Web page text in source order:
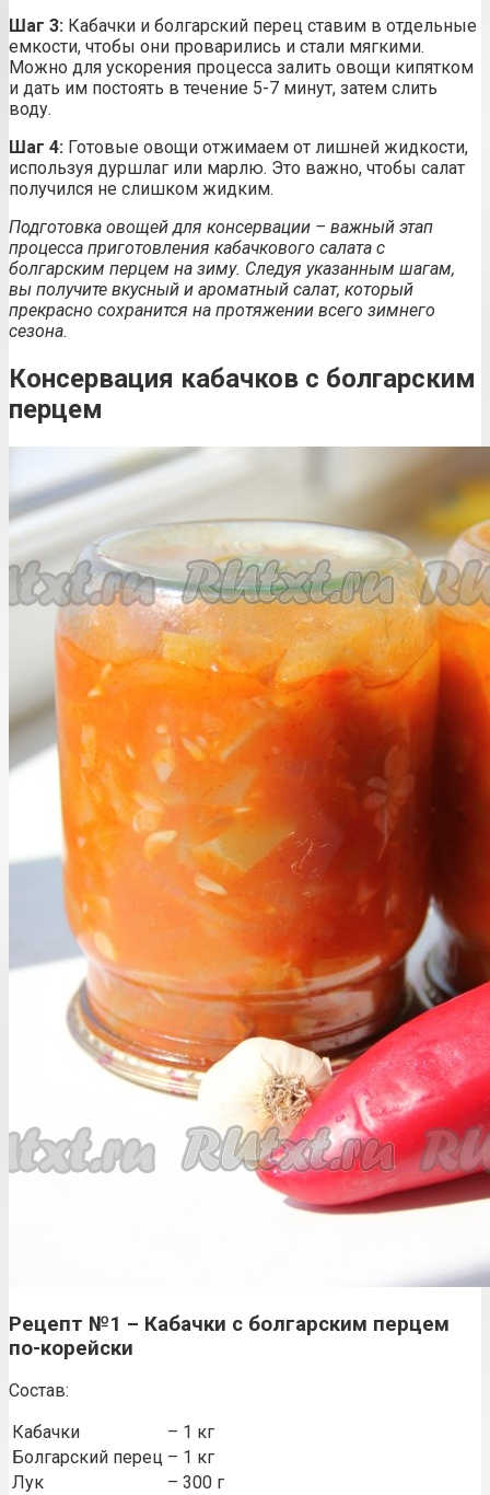
Шаг 3: Кабачки и болгарский перец ставим в отдельные
емкости, чтобы они проварились и стали мягкими.
Можно для ускорения процесса залить овощи кипятком
и дать им постоять в течение 5-7 минут, затем слить
воду.
Шаг 4: Готовые овощи отжимаем от лишней жидкости,
используя дуршлаг или марлю. Это важно, чтобы салат
получился не слишком жидким.
Подготовка овощей для консервации – важный этап
процесса приготовления кабачкового салата с
болгарским перцем на зиму. Следуя указанным шагам,
вы получите вкусный и ароматный салат, который
прекрасно сохранится на протяжении всего зимнего
сезона.
Консервация кабачков с болгарским
перцем
Рецепт №1 – Кабачки с болгарским перцем
по-корейски
Состав:
Кабачки
– 1 кг
Болгарский перец – 1 кг
Лук
– 300 г